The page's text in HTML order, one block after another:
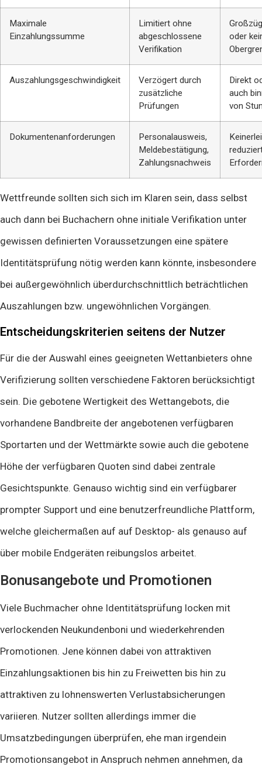
Maximale
Einzahlungssumme
Limitiert ohne
abgeschlossene
Verifikation
oder
Auszahlungsgeschwindigkeit
Verzögert durch
zusätzliche
Prüfungen
Direkt
auch
von
Dokumentenanforderungen
Personalausweis,
Meldebestätigung,
Zahlungsnachweis
Wettfreunde sollten sich sich im Klaren sein, dass selbst
auch dann bei Buchachern ohne initiale Verifikation unter
gewissen definierten Voraussetzungen eine spätere
Identitätsprüfung nötig werden kann könnte, insbesondere
bei außergewöhnlich überdurchschnittlich beträchtlichen
Auszahlungen bzw. ungewöhnlichen Vorgängen.
Entscheidungskriterien seitens der Nutzer
Für die der Auswahl eines geeigneten Wettanbieters ohne
Verifizierung sollten verschiedene Faktoren berücksichtigt
sein. Die gebotene Wertigkeit des Wettangebots, die
vorhandene Bandbreite der angebotenen verfügbaren
Sportarten und der Wettmärkte sowie auch die gebotene
Höhe der verfügbaren Quoten sind dabei zentrale
Gesichtspunkte. Genauso wichtig sind ein verfügbarer
prompter Support und eine benutzerfreundliche Plattform,
welche gleichermaßen auf auf Desktop- als genauso auf
über mobile Endgeräten reibungslos arbeitet.
Bonusangebote und Promotionen
Viele Buchmacher ohne Identitätsprüfung locken mit
verlockenden Neukundenboni und wiederkehrenden
Promotionen. Jene können dabei von attraktiven
Einzahlungsaktionen bis hin zu Freiwetten bis hin zu
attraktiven zu lohnenswerten Verlustabsicherungen
variieren. Nutzer sollten allerdings immer die
Umsatzbedingungen überprüfen, ehe man irgendein
Promotionsangebot in Anspruch nehmen annehmen, da